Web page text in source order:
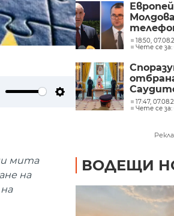
Settings
мита
на
Радев и
му
18:50,
Чете се за:
17:47,
Чете се
ВОДЕЩИ